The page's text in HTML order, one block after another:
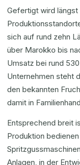
Gefertigt wird längst
sich auf rund zehn
über Marokko bis
Umsatz bei rund
Unternehmen steht
den bekannten
damit in
Entsprechend breit
Produktion
Anlagen, in der